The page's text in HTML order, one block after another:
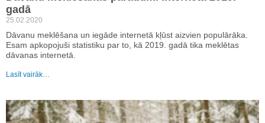
gadā
25.02.2020
Dāvanu meklēšana un iegāde internetā kļūst aizvien populārāka.
Esam apkopojuši statistiku par to, kā 2019. gadā tika meklētas
dāvanas internetā.
Lasīt vairāk…